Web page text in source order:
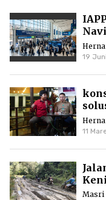
19
11
Masri